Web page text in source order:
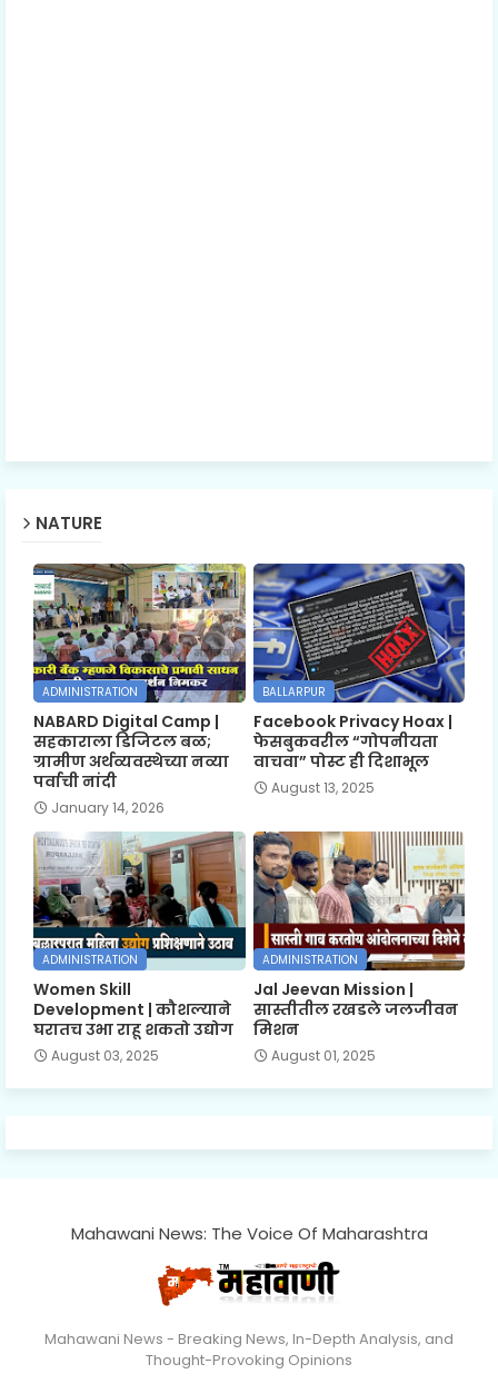
NATURE
ADMINISTRATION
NABARD Digital Camp |
सहकाराला डिजिटल बळ;
ग्रामीण अर्थव्यवस्थेच्या नव्या
पर्वाची नांदी
January 14, 2026
BALLARPUR
Facebook Privacy Hoax |
फेसबुकवरील “गोपनीयता
वाचवा” पोस्ट ही दिशाभूल
August 13, 2025
ADMINISTRATION
Women Skill
Development | कौशल्याने
घरातच उभा राहू शकतो उद्योग
August 03, 2025
ADMINISTRATION
Jal Jeevan Mission |
सास्तीतील रखडले जलजीवन
मिशन
August 01, 2025
Mahawani News: The Voice Of Maharashtra
Mahawani News - Breaking News, In-Depth Analysis, and
Thought-Provoking Opinions